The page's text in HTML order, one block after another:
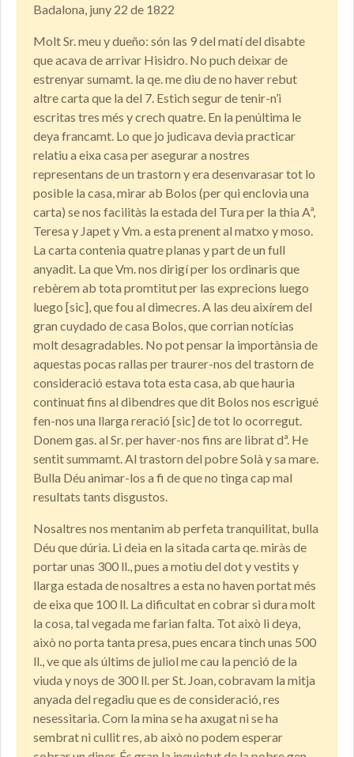
Badalona, juny 22 de 1822
Molt Sr. meu y dueño: són las 9 del matí del disabte
que acava de arrivar Hisidro. No puch deixar de
estrenyar sumamt. la qe. me diu de no haver rebut
altre carta que la del 7. Estich segur de tenir-n’i
escritas tres més y crech quatre. En la penúltima le
deya francamt. Lo que jo judicava devia practicar
relatiu a eixa casa per asegurar a nostres
representans de un trastorn y era desenvarasar tot lo
posible la casa, mirar ab Bolos (per qui enclovia una
carta) se nos facilitàs la estada del Tura per la thia Aª,
Teresa y Japet y Vm. a esta prenent al matxo y moso.
La carta contenia quatre planas y part de un full
anyadit. La que Vm. nos dirigí per los ordinaris que
rebèrem ab tota promtitut per las exprecions luego
luego [sic], que fou al dimecres. A las deu aixírem del
gran cuydado de casa Bolos, que corrian notícias
molt desagradables. No pot pensar la importànsia de
aquestas pocas rallas per traurer-nos del trastorn de
consideració estava tota esta casa, ab que hauria
continuat fins al dibendres que dit Bolos nos escrigué
fen-nos una llarga reració [sic] de tot lo ocorregut.
Donem gas. al Sr. per haver-nos fins are librat dª. He
sentit summamt. Al trastorn del pobre Solà y sa mare.
Bulla Déu animar-los a fi de que no tinga cap mal
resultats tants disgustos.
Nosaltres nos mentanim ab perfeta tranquilitat, bulla
Déu que dúria. Li deia en la sitada carta qe. miràs de
portar unas 300 ll., pues a motiu del dot y vestits y
llarga estada de nosaltres a esta no haven portat més
de eixa que 100 ll. La dificultat en cobrar si dura molt
la cosa, tal vegada me farian falta. Tot això li deya,
això no porta tanta presa, pues encara tinch unas 500
ll., ve que als últims de juliol me cau la penció de la
viuda y noys de 300 ll. per St. Joan, cobravam la mitja
anyada del regadiu que es de consideració, res
nesessitaria. Com la mina se ha axugat ni se ha
sembrat ni cullit res, ab això no podem esperar